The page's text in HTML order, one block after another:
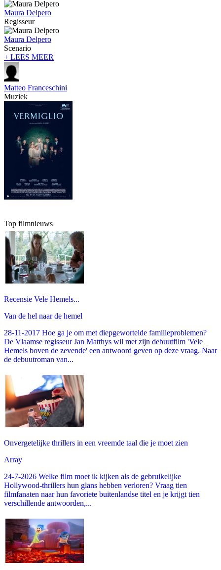
Maura Delpero
Regisseur
Maura Delpero
Scenario
+ LEES MEER
Matteo Franceschini
Muziek
Top filmnieuws
Recensie Vele Hemels...
Van de hel naar de hemel
28-11-2017 Hoe ga je om met diepgewortelde familieproblemen?
De Vlaamse regisseur Jan Matthys wil met zijn debuutfilm 'Vele
Hemels boven de zevende' een antwoord geven op deze vraag. Naar
de debuutroman van...
Onvergetelijke thrillers in een vreemde taal die je moet zien
Array
24-7-2026 Welke film moet ik kijken als de gebruikelijke
Hollywood-thrillers hun glans hebben verloren? Vraag tien
filmfanaten naar hun favoriete buitenlandse titel en je krijgt tien
verschillende antwoorden,...